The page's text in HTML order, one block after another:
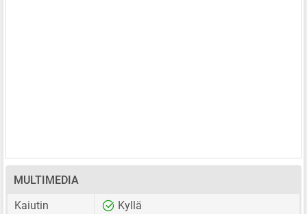
MULTIMEDIA
Kaiutin
Kyllä